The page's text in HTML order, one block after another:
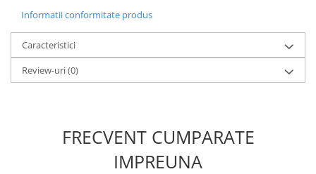
Informatii conformitate produs
Caracteristici
Review-uri(0)
FRECVENT CUMPARATE
IMPREUNA